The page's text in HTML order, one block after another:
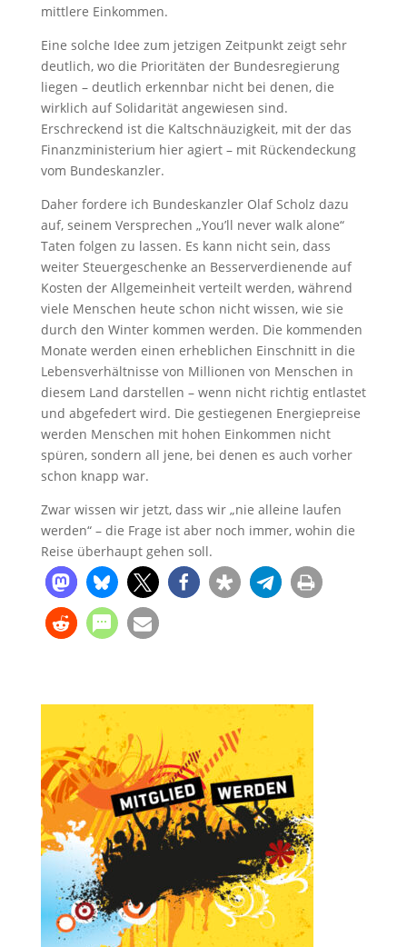
mittlere Einkommen.
Eine solche Idee zum jetzigen Zeitpunkt zeigt sehr
deutlich, wo die Prioritäten der Bundesregierung
liegen – deutlich erkennbar nicht bei denen, die
wirklich auf Solidarität angewiesen sind.
Erschreckend ist die Kaltschnäuzigkeit, mit der das
Finanzministerium hier agiert – mit Rückendeckung
vom Bundeskanzler.
Daher fordere ich Bundeskanzler Olaf Scholz dazu
auf, seinem Versprechen „You’ll never walk alone“
Taten folgen zu lassen. Es kann nicht sein, dass
weiter Steuergeschenke an Besserverdienende auf
Kosten der Allgemeinheit verteilt werden, während
viele Menschen heute schon nicht wissen, wie sie
durch den Winter kommen werden. Die kommenden
Monate werden einen erheblichen Einschnitt in die
Lebensverhältnisse von Millionen von Menschen in
diesem Land darstellen – wenn nicht richtig entlastet
und abgefedert wird. Die gestiegenen Energiepreise
werden Menschen mit hohen Einkommen nicht
spüren, sondern all jene, bei denen es auch vorher
schon knapp war.
Zwar wissen wir jetzt, dass wir „nie alleine laufen
werden“ – die Frage ist aber noch immer, wohin die
Reise überhaupt gehen soll.